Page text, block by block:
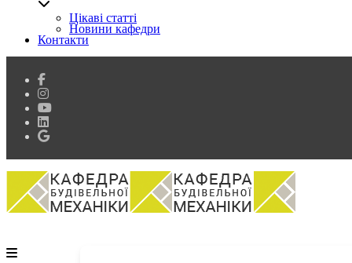
Цікаві статті
Новини кафедри
Контакти